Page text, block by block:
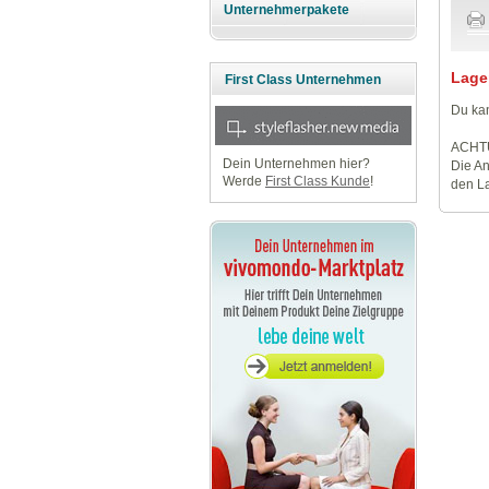
Unternehmerpakete
First Class Unternehmen
Dein Unternehmen hier?
Werde First Class Kunde!
Du
Die
den